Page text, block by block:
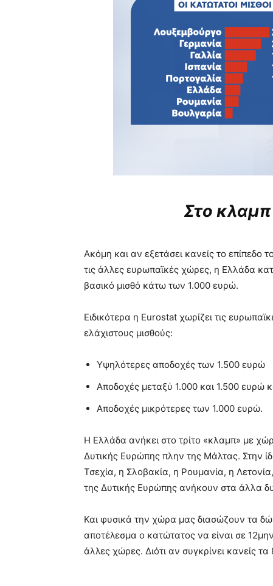
Στο
Ακόμη και αν εξετάσει κανείς το επίπεδο
τις άλλες ευρωπαϊκές χώρες, η Ελλάδα
βασικό μισθό κάτω των 1.000 ευρώ.
Ειδικότερα η Eurostat χωρίζει τις
ελάχιστους μισθούς:
Υψηλότερες αποδοχές των 1.500 ευρώ
Αποδοχές μεταξύ 1.000 και 1.500 ευρώ
Αποδοχές μικρότερες των 1.000 ευρώ.
Η Ελλάδα ανήκει στο τρίτο «κλαμπ» με
Δυτικής Ευρώπης πλην της Μάλτας. Στην
Τσεχία, η Σλοβακία, η Ρουμανία, η
της Δυτικής Ευρώπης ανήκουν στα άλλα
Και φυσικά την χώρα μας διασώζουν τα
αποτέλεσμα ο κατώτατος να είναι σε
άλλες χώρες. Διότι αν συγκρίνει κανείς